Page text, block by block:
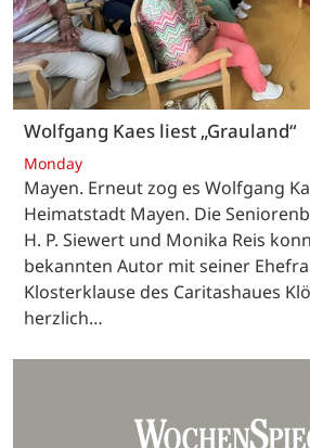
Wolfgang Kaes liest „Grauland“
Monday
Mayen. Erneut zog es Wolfgang
Heimatstadt Mayen. Die
H. P. Siewert und Monika Reis
bekannten Autor mit seiner
Klosterklause des Caritashaues
herzlich…